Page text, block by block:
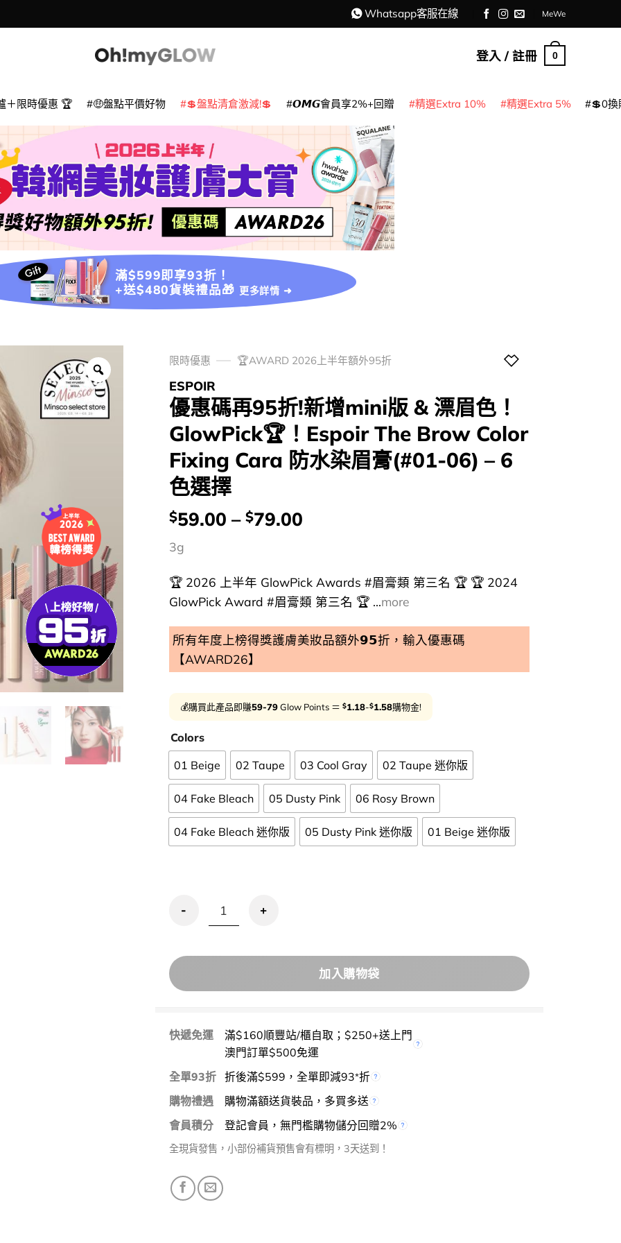
Whatsapp客服在線 MeWe
登入 / 註冊 0
＋限時優惠 🏆 🤑盤點平價好物 💲盤點清倉激減!💲 𝙊𝙈𝙂會員享2%+回贈 精選Extra 10% 精選Extra 5% 💲0換
滿$599即享93折！
+送$480貨裝禮品🎁 更多詳情 ➜
限時優惠 🏆AWARD 2026上半年額外95折
ESPOIR
優惠碼再95折!新增mini版 & 漂眉色！
GlowPick🏆！Espoir The Brow Color
Fixing Cara 防水染眉膏(#01-06) – 6
色選擇
價
$59.00 – $79.00
3g
🏆 2026 上半年 GlowPick Awards #眉膏類 第三名 🏆 🏆 2024
GlowPick Award #眉膏類 第三名 🏆 ...more
所有年度上榜得獎護膚美妝品額外𝟵𝟱折，輸入優惠碼
【AWARD26】
💰購買此產品即賺59-79Glow Points ＝ $1.18-$1.58購物金!
Colors
01 Beige 02 Taupe 03 Cool Gray 02 Taupe 迷你版
04 Fake Bleach 05 Dusty Pink 06 Rosy Brown
04 Fake Bleach 迷你版 05 Dusty Pink 迷你版 01 Beige 迷你版
優惠碼再95折!新增mini版 & 漂眉色！GlowPick🏆！Espoir The Brow Color Fixing
加入購物袋
快遞免運
滿$160順豐站/櫃自取；$250+送上門
澳門訂單$500免運
全單93折 折後滿$599，全單即減93*折
購物禮遇
購物滿額送貨裝品，多買多送
會員積分
登記會員，無門檻購物儲分回贈2%
全現貨發售，小部份補貨預售會有標明，3天送到！